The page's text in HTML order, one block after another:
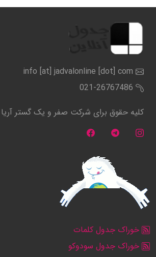
info [at] jadvalonline [dot] com
021-26767486
کلیه حقوق برای شرکت صفر و یک گستر
خوراک جدول کلمات
خوراک جدول سودوکو